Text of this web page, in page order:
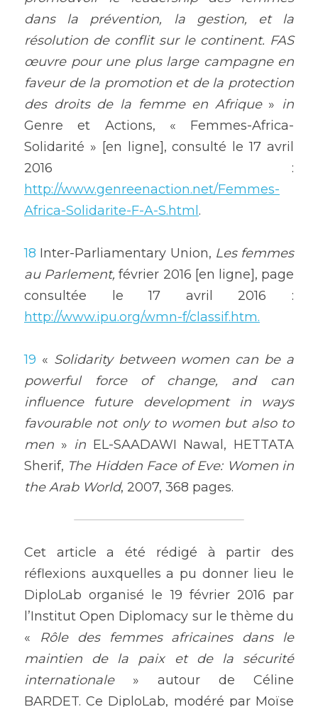
dans la prévention, la gestion, et la
résolution de conflit sur le continent. FAS
œuvre pour une plus large campagne en
faveur de la promotion et de la protection
des droits de la femme en Afrique » in
Genre et Actions, « Femmes-Africa-
Solidarité » [en ligne], consulté le 17 avril
http://www.genreenaction.net/Femmes-
Africa-Solidarite-F-A-S.html .
18 Inter-Parliamentary Union, Les femmes
au Parlement, février 2016 [en ligne], page
http://www.ipu.org/wmn-f/classif.htm.
19 « Solidarity between women can be a
powerful force of change, and can
influence future development in ways
favourable not only to women but also to
men » in EL-SAADAWI Nawal, HETTATA
Sherif, The Hidden Face of Eve: Women in
the Arab World, 2007, 368 pages.
Cet article a été rédigé à partir des
réflexions auxquelles a pu donner lieu le
DiploLab organisé le 19 février 2016 par
l’Institut Open Diplomacy sur le thème du
« Rôle des femmes africaines dans le
maintien de la paix et de la sécurité
internationale » autour de Céline
BARDET. Ce DiploLab, modéré par Moïse